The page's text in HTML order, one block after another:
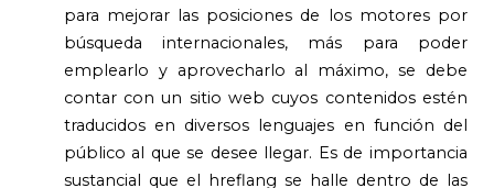
para mejorar las posiciones de los motores por
búsqueda internacionales, más para poder
emplearlo y aprovecharlo al máximo, se debe
contar con un sitio web cuyos contenidos estén
traducidos en diversos lenguajes en función del
público al que se desee llegar. Es de importancia
sustancial que el hreflang se halle dentro de las